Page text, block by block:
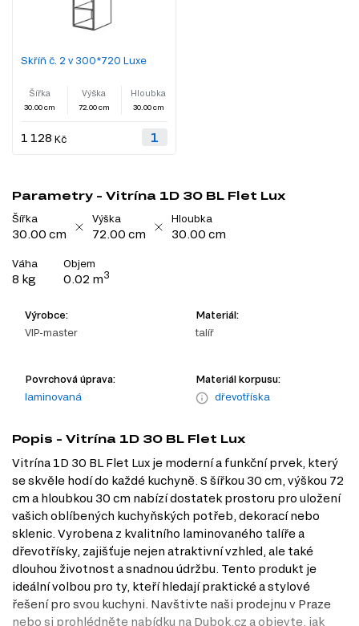
Skříň č. 2 v 300*720 Luxe
Šířka
30.00 cm
Výška
72.00 cm
Hloubka
30.00 cm
1 128 Kč
Parametry - Vitrína 1D 30 BL Flet Lux
Šířka
30.00 cm
Výška
72.00 cm
Hloubka
30.00 cm
Váha
8 kg
Objem
0.02 m3
Výrobce:
VIP-master
Materiál:
talíř
Povrchová úprava:
laminovaná
Materiál korpusu:
dřevotříska
Popis - Vitrína 1D 30 BL Flet Lux
Vitrína 1D 30 BL Flet Lux je moderní a funkční prvek, který
se skvěle hodí do každé kuchyně. S šířkou 30 cm, výškou 72
cm a hloubkou 30 cm nabízí dostatek prostoru pro uložení
vašich oblíbených kuchyňských potřeb, dekorací nebo
sklenic. Vyrobena z kvalitního laminovaného talíře a
dřevotřísky, zajišťuje nejen atraktivní vzhled, ale také
dlouhou životnost a snadnou údržbu. Tento produkt je
ideální volbou pro ty, kteří hledají praktické a stylové
řešení pro svou kuchyni. Navštivte naši prodejnu v Praze
nebo si prohlédněte nabídku na Dubok.cz a objevte, jak